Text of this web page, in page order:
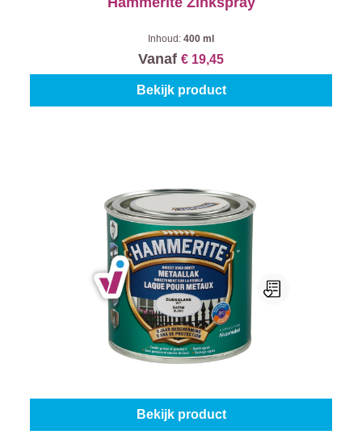
Inhoud: 400 ml
Vanaf € 19,45
Bekijk product
Hammerite Metaallak Zijdeglans
Kleur (Hammerite metaallak):Wit|
Bekijk product